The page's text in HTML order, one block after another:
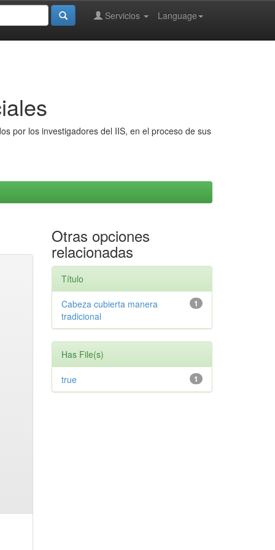
Language
Servicios
por los investigadores del IIS, en el proceso de sus
Otras opciones
relacionadas
Título
1
Cabeza cubierta manera
tradicional
Has File(s)
1
true